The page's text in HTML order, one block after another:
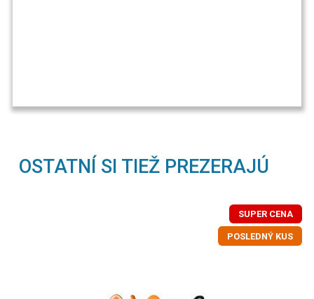
OSTATNÍ SI TIEŽ PREZERAJÚ
SUPER CENA
POSLEDNÝ KUS